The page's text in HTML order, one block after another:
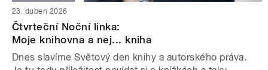
23. duben 2026
Čtvrteční Noční linka:
Moje knihovna a nej... kniha
Dnes slavíme Světový den knihy a autorského práva.